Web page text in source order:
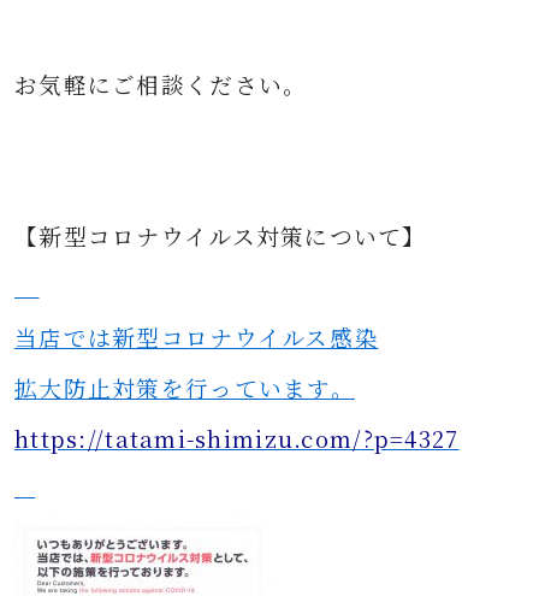
お気軽にご相談ください。
【新型コロナウイルス対策について】
当店では新型コロナウイルス感染
拡大防止対策を行っています。
https://tatami-shimizu.com/?p=4327